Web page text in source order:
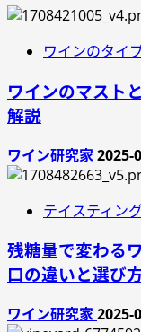
ワインのタイ
ワインのマスト
解説
ワイン研究家2025-
テイスティン
残糖量で変わる
口の違いと選び
ワイン研究家2025-